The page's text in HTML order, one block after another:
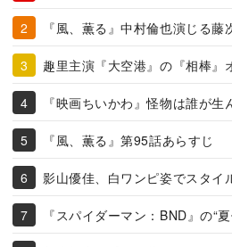
『風、薫る』中村倫也演じる藤
趣里主演『大空港』の『相棒』
『映画ちいかわ』怪物は誰が
『風、薫る』第95話あらすじ
影山優佳、白ワンピ姿でスタイ
『スパイダーマン：BND』の“